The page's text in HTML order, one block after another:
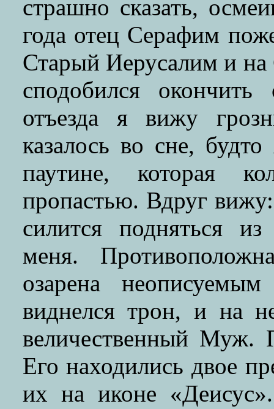
страшно сказать,
года отец Серафим
Старый Иерусалим и
сподобился
отъезда я вижу
казалось во сне,
паутине, которая
пропастью. Вдруг
силится подняться
меня.
озарена
виднелся трон, и на
величественный Муж.
Его находились двое
их на иконе